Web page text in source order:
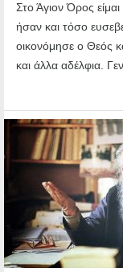
Στο Άγιον Όρος
ήσαν και τόσο
οικονόμησε ο Θεός
και άλλα αδέλφια.